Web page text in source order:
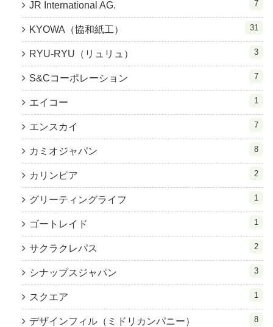
JR International AG. 7
KYOWA（協和紙工） 31
RYU-RYU（リュリュ） 3
S&Cコーポレーション 7
エイコー 1
エンスカイ 7
カミオジャパン 8
カリンピア 2
グリーティングライフ 1
ゴートレイド 1
サクラクレパス 2
シナップスジャパン 3
スクエア 1
デザインフィル（ミドリカンパニー） 8